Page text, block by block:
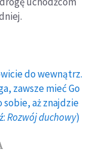
do wewnątrz.
zawsze mieć Go
aż znajdzie
Rozwój duchowy)